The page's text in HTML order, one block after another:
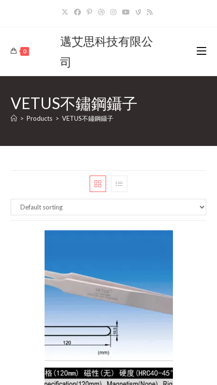
0
邁艾思科技有限公
司
VETUS不鏽鋼鑷子
> Products > VETUS不鏽鋼鑷子